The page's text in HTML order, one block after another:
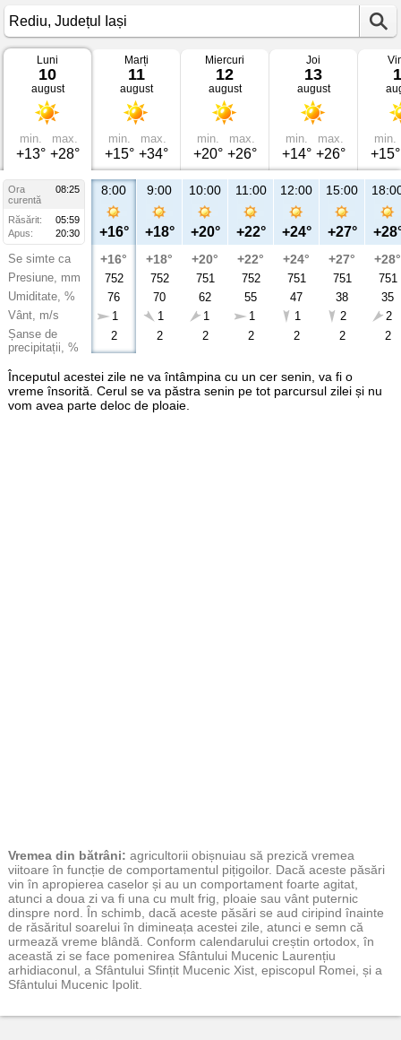
Vremea
Rediu
Județul
Iași
Luni
10
august
min.
+13°
max.
+28°
Marți
11
august
min.
+15°
max.
+34°
Miercuri
12
august
min.
+20°
max.
+26°
Joi
13
august
min.
+14°
max.
+26°
min.
+15°
Ora
08:25
curentă
Răsărit:
05:59
Apus:
20:30
Se simte ca
Presiune, mm
Umiditate, %
Vânt, m/s
Șanse de
precipitații, %
8:00
+16°
+16°
752
76
1
2
9:00
+18°
+18°
752
70
1
2
10:00
+20°
+20°
751
62
1
2
11:00
+22°
+22°
752
55
1
2
12:00
+24°
+24°
751
47
1
2
15:00
+27°
+27°
751
38
2
2
+28°
751
35
2
2
Începutul acestei zile ne va întâmpina cu un cer senin, va fi o
vreme însorită. Cerul se va păstra senin pe tot parcursul zilei și nu
vom avea parte deloc de ploaie.
Vremea din bătrâni: agricultorii obișnuiau să prezică vremea
viitoare în funcție de comportamentul pițigoilor. Dacă aceste păsări
vin în apropierea caselor și au un comportament foarte agitat,
atunci a doua zi va fi una cu mult frig, ploaie sau vânt puternic
dinspre nord. În schimb, dacă aceste păsări se aud ciripind înainte
de răsăritul soarelui în dimineața acestei zile, atunci e semn că
urmează vreme blândă. Conform calendarului creștin ortodox, în
această zi se face pomenirea Sfântului Mucenic Laurențiu
arhidiaconul, a Sfântului Sfințit Mucenic Xist, episcopul Romei, și a
Sfântului Mucenic Ipolit.